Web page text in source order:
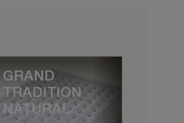
GRAND
TRADITION
NATURAL